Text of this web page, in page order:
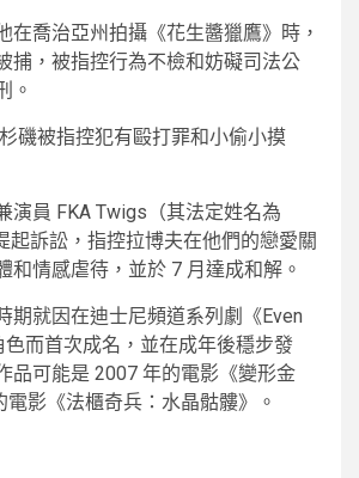
在喬治亞州拍攝《花生醬獵鷹》時，
捕，被指控行為不檢和妨礙司法公
。
磯被指控犯有毆打罪和小偷小摸
演員 FKA Twigs（其法定姓名為
起訴訟，指控拉博夫在他們的戀愛關
和情感虐待，並於 7 月達成和解。
期就因在迪士尼頻道系列劇《Even
而首次成名，並在成年後穩步發
品可能是 2007 年的電影《變形金
電影《法櫃奇兵：水晶骷髏》。